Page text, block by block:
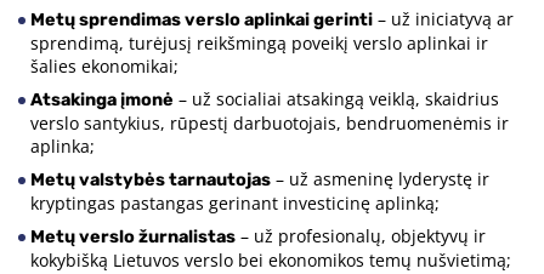
Metų sprendimas verslo aplinkai gerinti – už iniciatyvą ar
sprendimą, turėjusį reikšmingą poveikį verslo aplinkai ir
šalies ekonomikai;
Atsakinga įmonė – už socialiai atsakingą veiklą, skaidrius
verslo santykius, rūpestį darbuotojais, bendruomenėmis ir
aplinka;
Metų valstybės tarnautojas – už asmeninę lyderystę ir
kryptingas pastangas gerinant investicinę aplinką;
Metų verslo žurnalistas – už profesionalų, objektyvų ir
kokybišką Lietuvos verslo bei ekonomikos temų nušvietimą;